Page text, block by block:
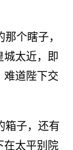
个瞎子，
城太近，即
难道陛下交
箱子，还有
在太平别院